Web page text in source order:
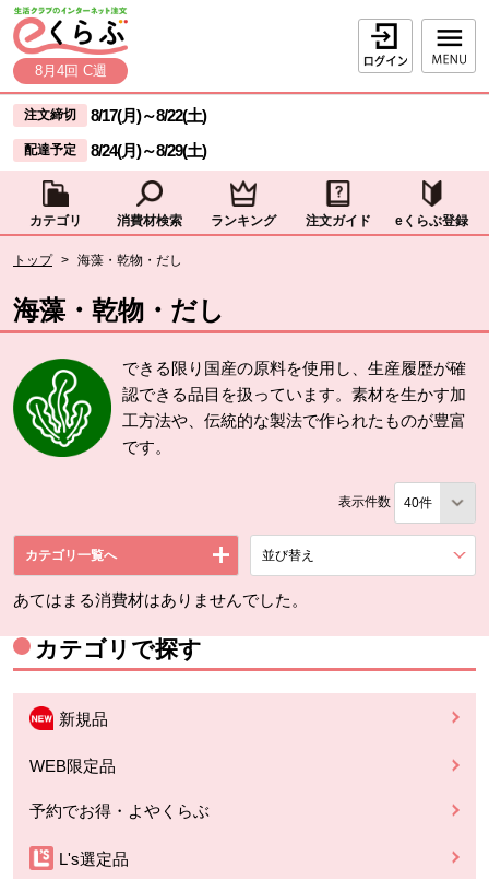
ページの先頭です。
本文へジャンプする。
8月4回 C週
ログイン
ここからサイト内共通メニューです。
サイト内共通メニューをスキップする
注文締切 8/17(月)～8/22(土)
配達予定 8/24(月)～8/29(土)
カテゴリ 消費材検索 ランキング 注文ガイド eくらぶ登録
トップ > 海藻・乾物・だし
海藻・乾物・だし
できる限り国産の原料を使用し、生産履歴が確
認できる品目を扱っています。素材を生かす加
工方法や、伝統的な製法で作られたものが豊富
です。
表示件数
カテゴリ一覧へ 並び替え
あてはまる消費材はありませんでした。
カテゴリで探す
新規品
WEB限定品
予約でお得・よやくらぶ
L's選定品